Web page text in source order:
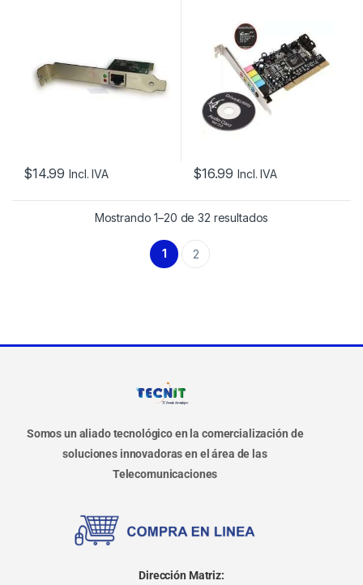
$14.99 Incl. IVA
CANALES
$16.99 Incl. IVA
Mostrando 1–20 de 32 resultados
1 2
Somos un aliado tecnológico en la comercialización de
soluciones innovadoras en el área de las
Telecomunicaciones
Dirección Matriz: